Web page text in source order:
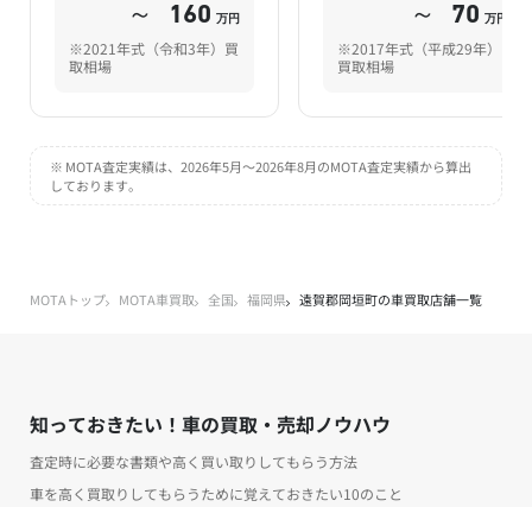
～ 160 万円
※2021年式（令和3年）買
取相場
～ 70 万円
※2017年式（平成29年）
買取相場
※ MOTA査定実績は、2026年5月～2026年8月のMOTA査定実績から算出
しております。
MOTAトップ MOTA車買取 全国 福岡県 遠賀郡岡垣町の車買取店舗一覧
知っておきたい！車の買取・売却ノウハウ
査定時に必要な書類や高く買い取りしてもらう方法
車を高く買取りしてもらうために覚えておきたい10のこと